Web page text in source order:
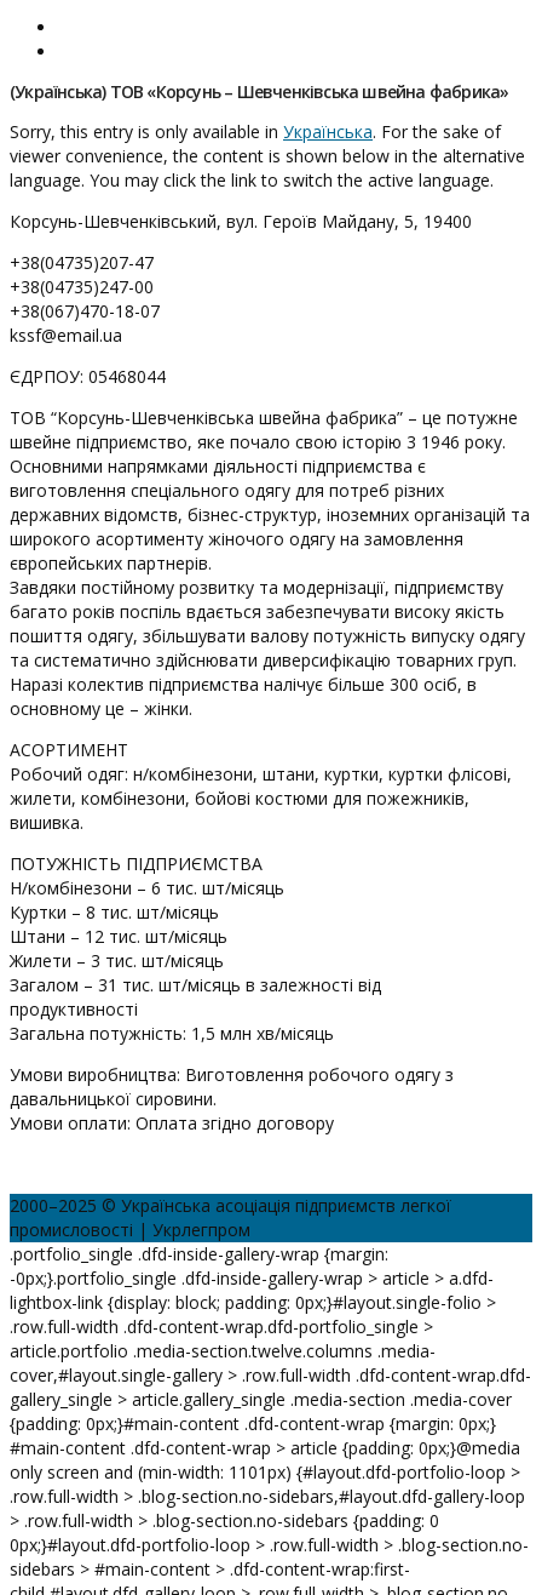
(Українська) ТОВ «Корсунь – Шевченківська швейна фабрика»
Sorry, this entry is only available in Українська. For the sake of
viewer convenience, the content is shown below in the alternative
language. You may click the link to switch the active language.
Корсунь-Шевченківський, вул. Героїв Майдану, 5, 19400
+38(04735)207-47
+38(04735)247-00
+38(067)470-18-07
kssf@email.ua
ЄДРПОУ: 05468044
ТОВ “Корсунь-Шевченківська швейна фабрика” – це потужне
швейне підприємство, яке почало свою історію 3 1946 року.
Основними напрямками діяльності підприємства є
виготовлення спеціального одягу для потреб різних
державних відомств, бізнес-структур, іноземних організацій та
широкого асортименту жіночого одягу на замовлення
європейських партнерів.
Завдяки постійному розвитку та модернізації, підприємству
багато років поспіль вдається забезпечувати високу якість
пошиття одягу, збільшувати валову потужність випуску одягу
та систематично здійснювати диверсифікацію товарних груп.
Наразі колектив підприємства налічує більше 300 осіб, в
основному це – жінки.
АСОРТИМЕНТ
Робочий одяг: н/комбінезони, штани, куртки, куртки флісові,
жилети, комбінезони, бойові костюми для пожежників,
вишивка.
ПОТУЖНІСТЬ ПІДПРИЄМСТВА
Н/комбінезони – 6 тис. шт/місяць
Куртки – 8 тис. шт/місяць
Штани – 12 тис. шт/місяць
Жилети – 3 тис. шт/місяць
Загалом – 31 тис. шт/місяць в залежності від
продуктивності
Загальна потужність: 1,5 млн хв/місяць
Умови виробництва: Виготовлення робочого одягу з
давальницької сировини.
Умови оплати: Оплата згідно договору
2000–2025 © Українська асоціація підприємств легкої
промисловості | Укрлегпром
.portfolio_single .dfd-inside-gallery-wrap {margin:
-0px;}.portfolio_single .dfd-inside-gallery-wrap > article > a.dfd-
lightbox-link {display: block; padding: 0px;}#layout.single-folio >
.row.full-width .dfd-content-wrap.dfd-portfolio_single >
article.portfolio .media-section.twelve.columns .media-
cover,#layout.single-gallery > .row.full-width .dfd-content-wrap.dfd-
gallery_single > article.gallery_single .media-section .media-cover
{padding: 0px;}#main-content .dfd-content-wrap {margin: 0px;}
#main-content .dfd-content-wrap > article {padding: 0px;}@media
only screen and (min-width: 1101px) {#layout.dfd-portfolio-loop >
.row.full-width > .blog-section.no-sidebars,#layout.dfd-gallery-loop
> .row.full-width > .blog-section.no-sidebars {padding: 0
0px;}#layout.dfd-portfolio-loop > .row.full-width > .blog-section.no-
sidebars > #main-content > .dfd-content-wrap:first-